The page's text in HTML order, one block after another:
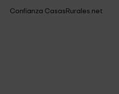
Confianza CasasRurales.net